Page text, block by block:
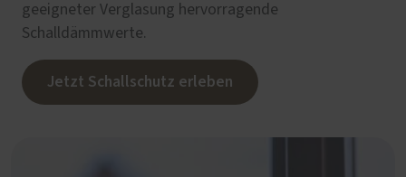
geeigneter Verglasung hervorragende
Schalldämmwerte.
Jetzt Schallschutz erleben